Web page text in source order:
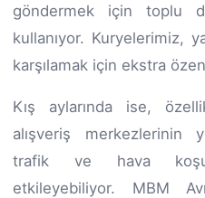
göndermek için toplu
kullanıyor. Kuryelerimiz,
karşılamak için ekstra
Kış aylarında ise,
alışveriş merkezlerinin
trafik ve hava
etkileyebiliyor. MBM